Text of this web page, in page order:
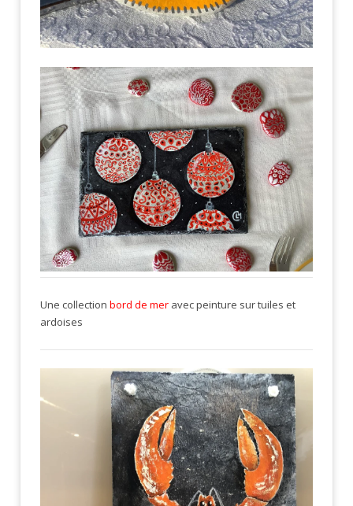
Une collection bord de mer avec peinture sur tuiles et
ardoises